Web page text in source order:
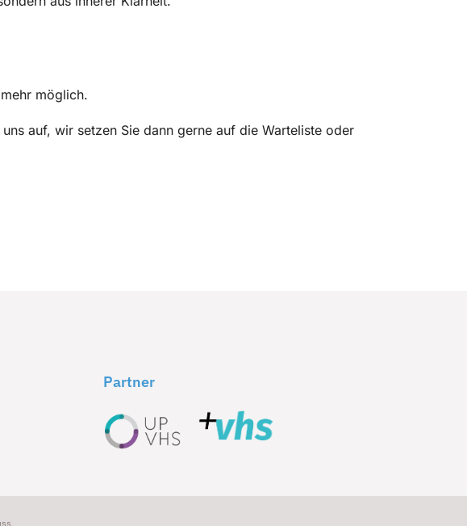
möglich.
auf, wir setzen Sie dann gerne auf die Warteliste oder
Partner